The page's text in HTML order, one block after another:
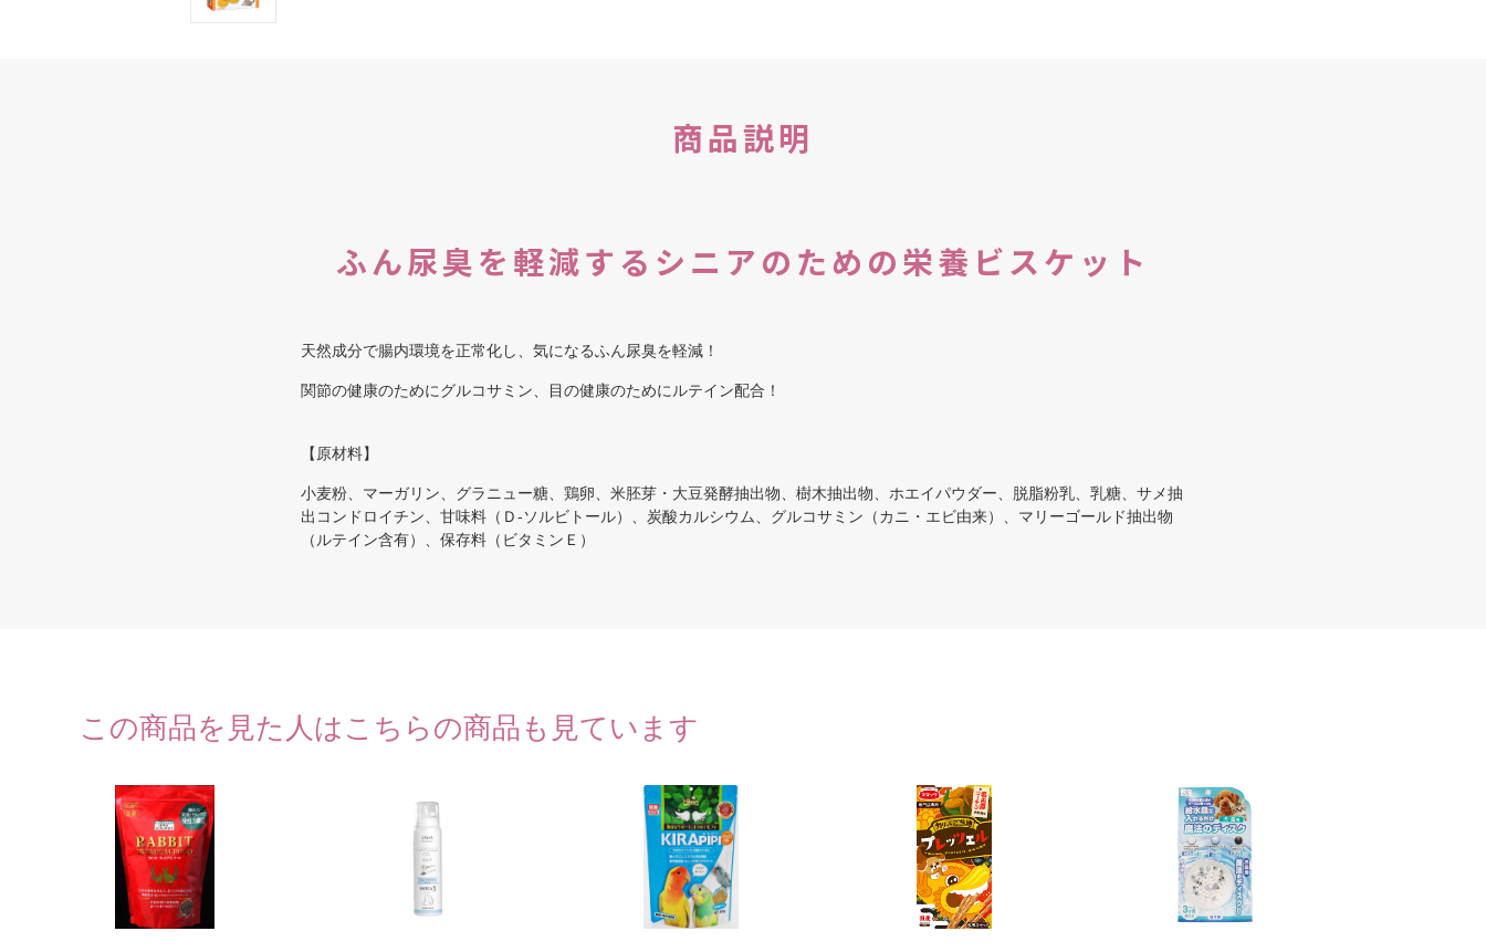
商品説明
ふん尿臭を軽減するシニアのための栄養ビスケット
天然成分で腸内環境を正常化し、気になるふん尿臭を軽減！
関節の健康のためにグルコサミン、目の健康のためにルテイン配合！
【原材料】
小麦粉、マーガリン、グラニュー糖、鶏卵、米胚芽・大豆発酵抽出物、樹木抽出物、ホエイパウダー、脱脂粉乳、乳糖、サメ抽
出コンドロイチン、甘味料（Ｄ-ソルビトール）、炭酸カルシウム、グルコサミン（カニ・エビ由来）、マリーゴールド抽出物
（ルテイン含有）、保存料（ビタミンＥ）
この商品を見た人はこちらの商品も見ています